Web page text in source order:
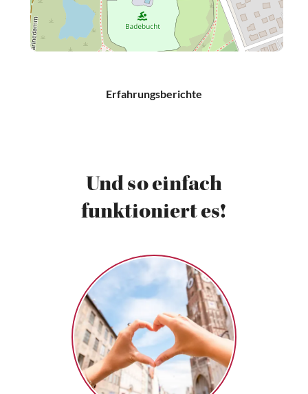
Erfahrungsberichte
Und so einfach
funktioniert es!